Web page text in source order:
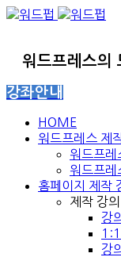
워드프레스의
강좌안내
HOME
워드프레스 제
워드프레
워드프레
홈페이지 제작
제작 강
강
강